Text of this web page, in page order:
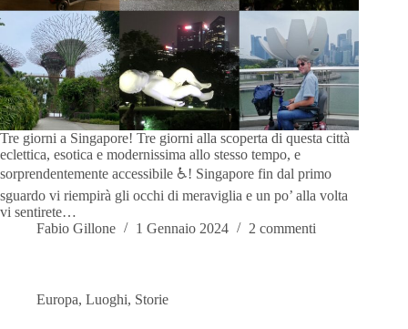
Tre giorni a Singapore! Tre giorni alla scoperta di questa città
eclettica, esotica e modernissima allo stesso tempo, e
sorprendentemente accessibile ♿️! Singapore fin dal primo
sguardo vi riempirà gli occhi di meraviglia e un po’ alla volta
vi sentirete…
Fabio Gillone
1 Gennaio 2024 2 commenti
Europa, Luoghi, Storie